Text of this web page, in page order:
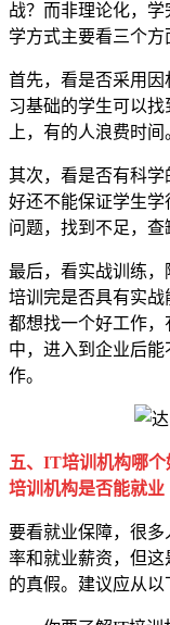
战？而非理论化，
学方式主要看三个方
首先，看是否采用
习基础的学生可以
上，有的人浪费时间
其次，看是否有科
好还不能保证学生
问题，找到不足，查
最后，看实战训练，
培训完是否具有实
都想找一个好工作
中，进入到企业后
作。
五、IT培训机构哪
培训机构是否能就业
要看就业保障，很
率和就业薪资，但
的真假。建议应从以